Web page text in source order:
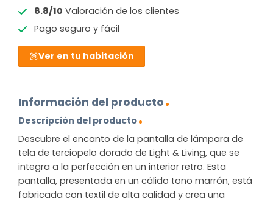
8.8/10 Valoración de los clientes
Pago seguro y fácil
Ver en tu habitación
Información del producto
Descripción del producto
Descubre el encanto de la pantalla de lámpara de
tela de terciopelo dorado de Light & Living, que se
integra a la perfección en un interior retro. Esta
pantalla, presentada en un cálido tono marrón, está
fabricada con textil de alta calidad y crea una